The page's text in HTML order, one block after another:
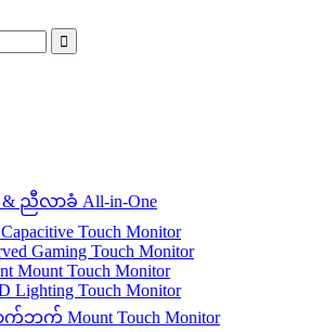
& ညီလာခံ All-in-One
Touch Monitor
Gaming Touch Monitor
Mount Touch Monitor
Lighting Touch Monitor
က်ဘက် Mount Touch Monitor